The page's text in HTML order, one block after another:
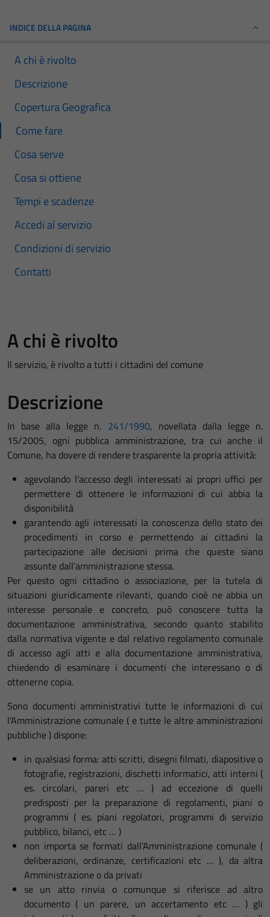
INDICE DELLA PAGINA
A chi è rivolto
Descrizione
Copertura Geografica
Come fare
Cosa serve
Cosa si ottiene
Tempi e scadenze
Accedi al servizio
Condizioni di servizio
Contatti
A chi è rivolto
Il servizio, è rivolto a tutti i cittadini del comune
Descrizione
In base alla legge n. 241/1990, novellata dalla legge n.
15/2005, ogni pubblica amministrazione, tra cui anche il
Comune, ha dovere di rendere trasparente la propria attività:
agevolando l’accesso degli interessati ai propri uffici per
permettere di ottenere le informazioni di cui abbia la
disponibilità
garantendo agli interessati la conoscenza dello stato dei
procedimenti in corso e permettendo ai cittadini la
partecipazione alle decisioni prima che queste siano
assunte dall’amministrazione stessa.
Per questo ogni cittadino o associazione, per la tutela di
situazioni giuridicamente rilevanti, quando cioè ne abbia un
interesse personale e concreto, può conoscere tutta la
documentazione amministrativa, secondo quanto stabilito
dalla normativa vigente e dal relativo regolamento comunale
di accesso agli atti e alla documentazione amministrativa,
chiedendo di esaminare i documenti che interessano o di
ottenerne copia.
Sono documenti amministrativi tutte le informazioni di cui
l’Amministrazione comunale ( e tutte le altre amministrazioni
pubbliche ) dispone:
in qualsiasi forma: atti scritti, disegni filmati, diapositive o
fotografie, registrazioni, dischetti informatici, atti interni (
es. circolari, pareri etc … ) ad eccezione di quelli
predisposti per la preparazione di regolamenti, piani o
programmi ( es. piani regolatori, programmi di servizio
pubblico, bilanci, etc … )
non importa se formati dall’Amministrazione comunale (
deliberazioni, ordinanze, certificazioni etc … ), da altra
Amministrazione o da privati
se un atto rinvia o comunque si riferisce ad altro
documento ( un parere, un accertamento etc … ) gli